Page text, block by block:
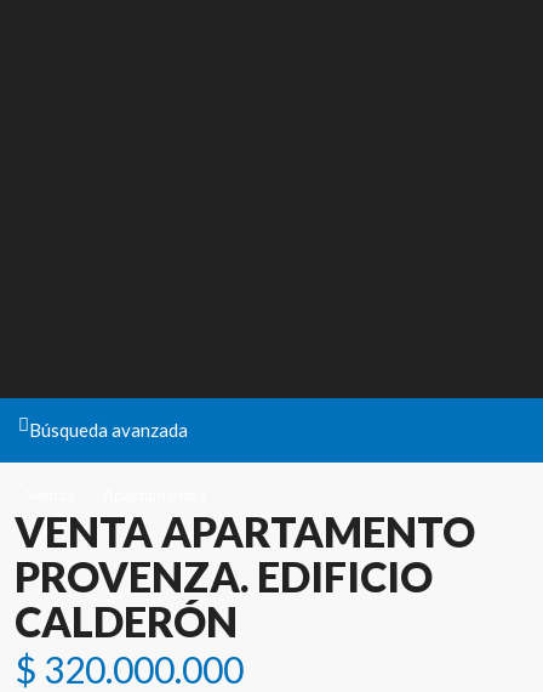
Búsqueda avanzada
VENTA APARTAMENTO
PROVENZA. EDIFICIO
CALDERÓN
$ 320.000.000